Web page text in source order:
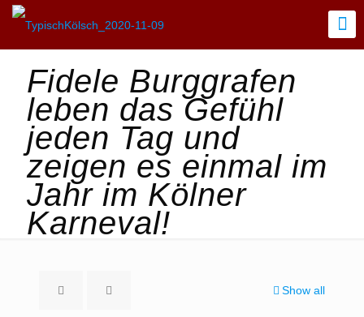
Fidele Burggrafen
leben das Gefühl
jeden Tag und
zeigen es einmal im
Jahr im Kölner
Karneval!
Show all